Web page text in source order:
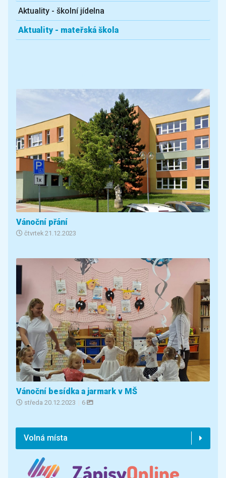
Aktuality - školní jídelna
Aktuality - mateřská škola
Vánoční přání
čtvrtek 21.12.2023
Vánoční besídka a jarmark v MŠ
středa 20.12.2023 | 6
Volná místa